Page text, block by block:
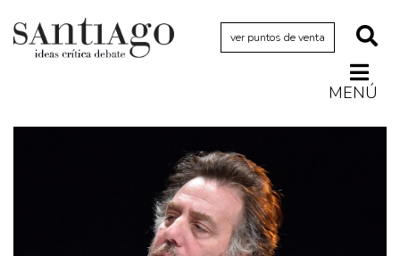
ver puntos de venta
MENÚ